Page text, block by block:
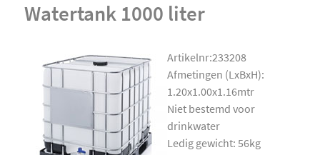
Watertank 1000 liter
Artikelnr:233208
Afmetingen (LxBxH):
1.20x1.00x1.16mtr
Niet bestemd voor
drinkwater
Ledig gewicht: 56kg